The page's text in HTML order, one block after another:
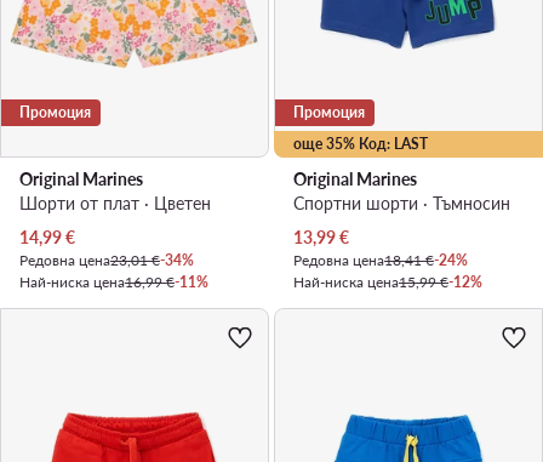
Промоция
Original Marines
Шорти от плат · Цветен
Актуална цена
14,99€
Редовна цена23,01 €-34%
Най-ниска цена16,99 €-11%
още 35% Код: LAST
Промоция
Original Marines
Спортни шорти · Тъмносин
Актуална цена
13,99€
Редовна цена18,41 €-24%
Най-ниска цена15,99 €-12%